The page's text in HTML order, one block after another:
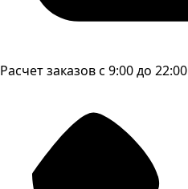
Расчет заказов с 9:00 до 22:00